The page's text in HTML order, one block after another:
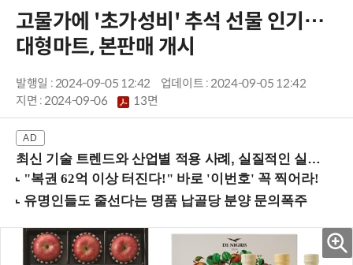
고물가에 '초가성비' 추석 선물 인기…
대형마트, 본판매 개시
발행일 : 2024-09-05 12:42
업데이트 : 2024-09-05 12:42
지면 :2024-09-06 13면
최신 기술 트렌드와 산업별 적용 사례, 실질적인 실행 전략을 공유 (9/18 양재역)